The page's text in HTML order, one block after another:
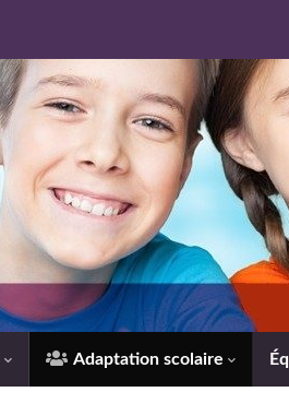
Adaptation scolaire